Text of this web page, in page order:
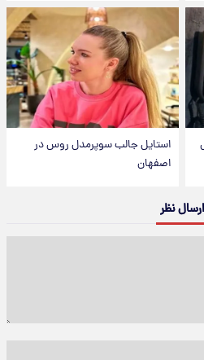
استایل جالب سوپرمدل روس در
اصفهان
ارسال نظر